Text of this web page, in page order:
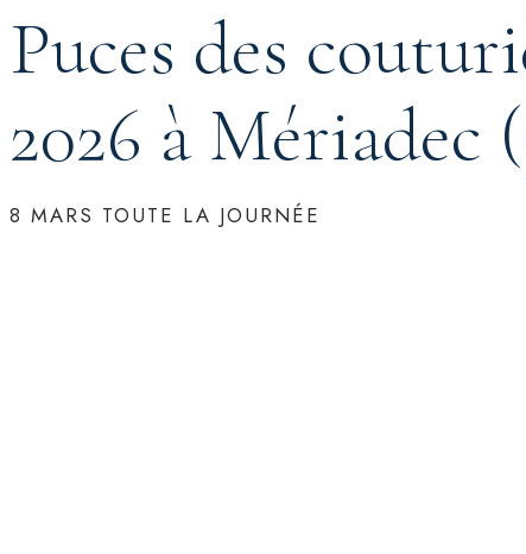
Puces des
2026 à Mériadec
8 MARS TOUTE LA JOURNÉE